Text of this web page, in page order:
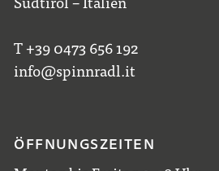
T +39 0473 656 192
info@spinnradl.it
ÖFFNUNGSZEITEN